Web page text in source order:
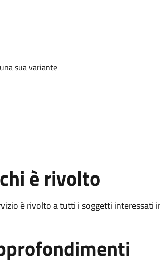
sua variante
è rivolto
è rivolto a tutti i soggetti interessati